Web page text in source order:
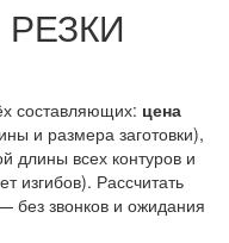
составляющих: цена
и размера заготовки),
длины всех контуров и
изгибов). Рассчитать
без звонков и ожидания